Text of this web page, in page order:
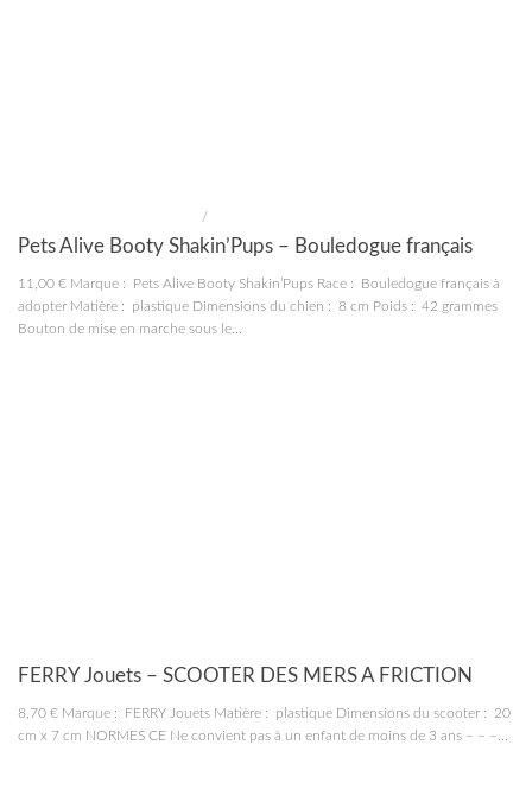
/
Pets Alive Booty Shakin’Pups – Bouledogue français
11,00 € Marque : Pets Alive Booty Shakin’Pups Race : Bouledogue français à
adopter Matière : plastique Dimensions du chien : 8 cm Poids : 42 grammes
Bouton de mise en marche sous le...
FERRY Jouets – SCOOTER DES MERS A FRICTION
8,70 € Marque : FERRY Jouets Matière : plastique Dimensions du scooter : 20
cm x 7 cm NORMES CE Ne convient pas à un enfant de moins de 3 ans – – –...